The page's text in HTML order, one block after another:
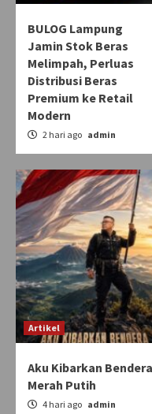
BULOG Lampung
Jamin Stok Beras
Melimpah, Perluas
Distribusi Beras
Premium ke Retail
Modern
2 hari ago admin
Artikel
Aku Kibarkan Bendera
Merah Putih
4 hari ago admin